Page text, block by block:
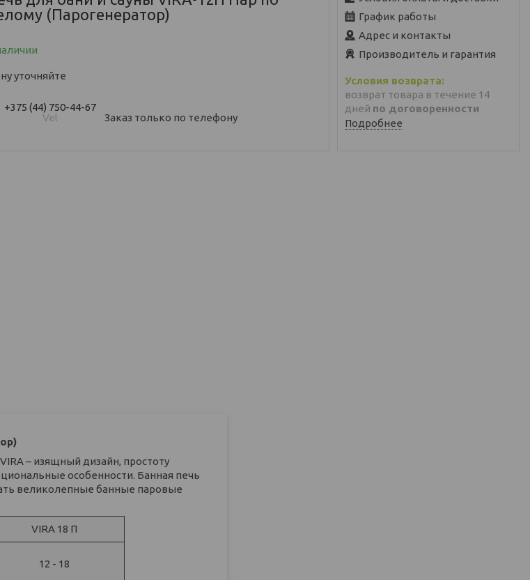
(Парогенератор)
уточняйте
+375 (44) 750-44-67
Vel
Заказ только по телефону
График работы
Адрес и контакты
Производитель и гарантия
возврат товара в течение 14
дней по договоренности
Подробнее
– изящный дизайн, простоту
особенности. Банная печь
великолепные банные паровые
VIRA 18 П
12 - 18